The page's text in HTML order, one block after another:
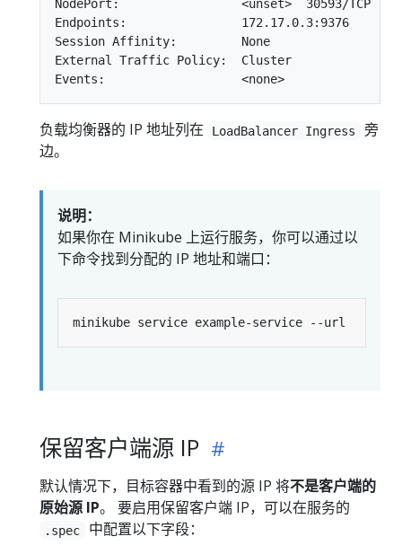
NodePort:                 <unset>  30593/TCP
Endpoints:                172.17.0.3:9376
Session Affinity:         None
External Traffic Policy:  Cluster
负载均衡器的 IP 地址列在 LoadBalancer Ingress
旁
边。
说明：
如果你在 Minikube 上运行服务，你可以通过以
下命令找到分配的 IP 地址和端口：
保留客户端源 IP
默认情况下，目标容器中看到的源 IP 将不是客户端的
原始源 IP。 要启用保留客户端 IP，可以在服务的
.spec 中配置以下字段：